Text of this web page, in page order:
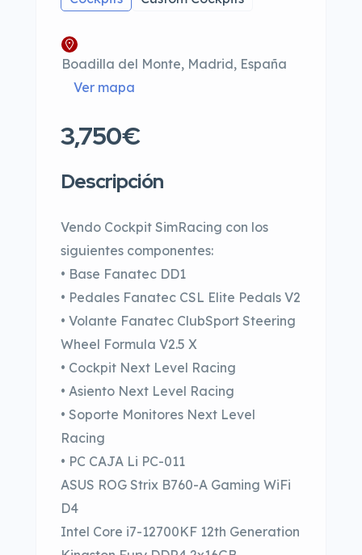
Boadilla del Monte, Madrid, España
Ver mapa
3,750€
Descripción
Vendo Cockpit SimRacing con los
siguientes componentes:
• Base Fanatec DD1
• Pedales Fanatec CSL Elite Pedals V2
• Volante Fanatec ClubSport Steering
Wheel Formula V2.5 X
• Cockpit Next Level Racing
• Asiento Next Level Racing
• Soporte Monitores Next Level
Racing
• PC CAJA Li PC-011
ASUS ROG Strix B760-A Gaming WiFi
D4
Intel Core i7-12700KF 12th Generation